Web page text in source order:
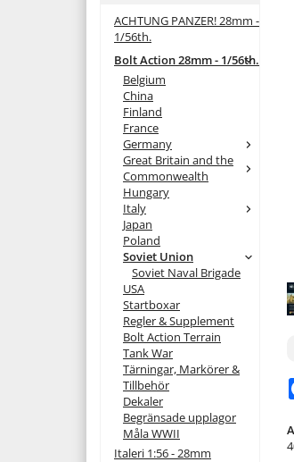
ACHTUNG PANZER! 28mm -
1/56th.
Bolt Action 28mm - 1/56th.
Belgium
China
Finland
France
Germany
Great Britain and the
Commonwealth
Hungary
Italy
Japan
Poland
Soviet Union
Soviet Naval Brigade
USA
Startboxar
Regler & Supplement
Bolt Action Terrain
Tank War
Tärningar, Markörer &
Tillbehör
Dekaler
Begränsade upplagor
Måla WWII
Italeri 1:56 - 28mm